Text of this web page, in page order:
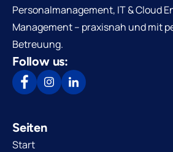
Personalmanagement, IT & Cloud
Management – praxisnah und mit
Betreuung.
Follow us:
Seiten
Start